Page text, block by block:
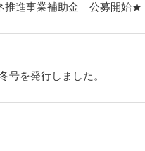
推進事業補助金 公募開始★
号を発行しました。